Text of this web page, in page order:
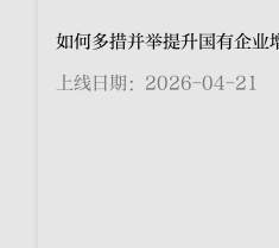
上线日期：2026-04-21